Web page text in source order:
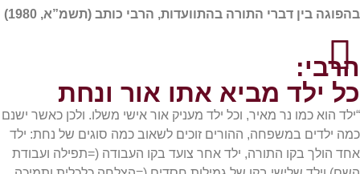
בהפוגה בין דברי התורה בהתוועדות, הרבי כותב (תשמ”א, 1980)
הרבי:
כל ילד מביא אתו אור ונחת
“ילד הוא כמו נר מאיר, וכל ילד מעניק אור אישי משלו. ולכן כאשר ישנם
כמה ילדים במשפחה, ההורים זוכים לשאוב כמה סוגים של נחת: ילד
אחד הולך בקו התורה, ילד אחר צועד בקו העבודה (=תפילה ועבודת